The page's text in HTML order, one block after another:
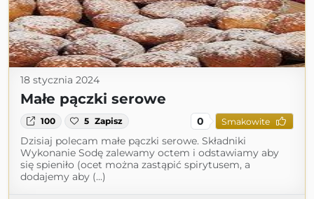
18 stycznia 2024
Małe pączki serowe
100 5 Zapisz 0 Smakowite
Dzisiaj polecam małe pączki serowe. Składniki
Wykonanie Sodę zalewamy octem i odstawiamy aby
się spieniło (ocet można zastąpić spirytusem, a
dodajemy aby (...)